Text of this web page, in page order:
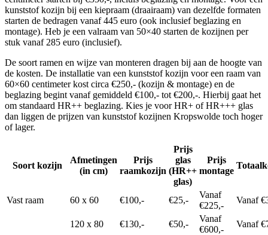
kunststof kozijn bij een kiepraam (draairaam) van dezelfde formaten
starten de bedragen vanaf 445 euro (ook inclusief beglazing en
montage). Heb je een valraam van 50×40 starten de kozijnen per
stuk vanaf 285 euro (inclusief).
De soort ramen en wijze van monteren dragen bij aan de hoogte van
de kosten. De installatie van een kunststof kozijn voor een raam van
60×60 centimeter kost circa €250,- (kozijn & montage) en de
beglazing begint vanaf gemiddeld €100,- tot €200,-. Hierbij gaat het
om standaard HR++ beglazing. Kies je voor HR+ of HR+++ glas
dan liggen de prijzen van kunststof kozijnen Kropswolde toch hoger
of lager.
Soort kozijn
Afmetingen
(in cm)
Prijs
raamkozijn
Prijs
glas
(HR++
glas)
Prijs
montage
Vast raam 60 x 60 €100,- €25,-
Vanaf
€225,-
Vanaf
120 x 80 €130,- €50,-
Vanaf
€600,-
Vanaf